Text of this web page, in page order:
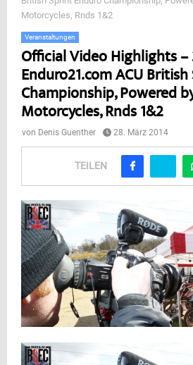
Motorcycles, Rnds 1&2
Veranstaltungen
Official Video Highlights –
Enduro21.com ACU
Championship, Powered
Motorcycles, Rnds 1&2
von Denis Guenther 28. März 2014
TEILEN